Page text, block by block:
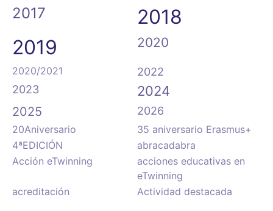
2017
2018
2019
2020
2020/2021
2022
2023
2024
2025 2026
20Aniversario
35 aniversario Erasmus+
4ªEDICIÓN
abracadabra
Acción eTwinning
acciones educativas en
eTwinning
acreditación
Actividad destacada